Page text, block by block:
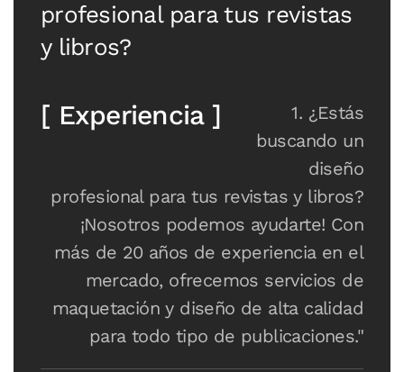
profesional para tus revistas
y libros?
[ Experiencia ]
1. ¿Estás
buscando un
diseño
profesional para tus revistas y libros?
¡Nosotros podemos ayudarte! Con
más de 20 años de experiencia en el
mercado, ofrecemos servicios de
maquetación y diseño de alta calidad
para todo tipo de publicaciones."